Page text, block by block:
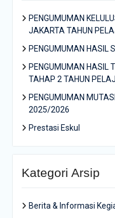
PENGUMUMAN
JAKARTA TAHUN
PENGUMUMAN HASIL
PENGUMUMAN HASIL
TAHAP 2 TAHUN
PENGUMUMAN
2025/2026
Prestasi Eskul
Kategori Arsip
Berita & Informasi